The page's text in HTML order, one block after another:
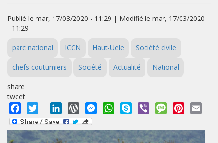
Publié le mar, 17/03/2020 - 11:29 | Modifié le mar, 17/03/2020
- 11:29
parc national ICCN Haut-Uele Société civile
chefs coutumiers Société Actualité National
share
tweet
Facebook
Twitter LinkedInWordPressMessengerWhatsApp
Skype Viber MessagePinterest